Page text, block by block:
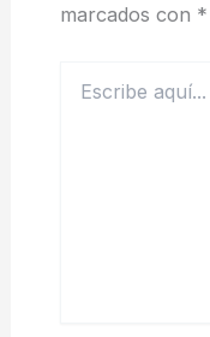
marcados con *
aquí...